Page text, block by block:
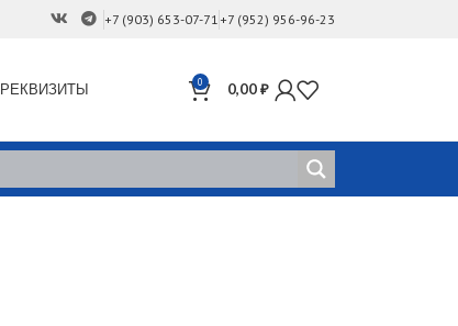
+7 (903) 653-07-71 +7 (952) 956-96-23
РЕКВИЗИТЫ 0 0,00₽